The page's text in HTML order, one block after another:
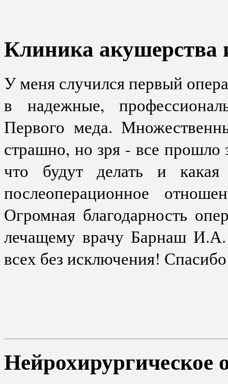
Клиника акушерства
У меня случился первый
в надежные,
Первого меда.
страшно, но зря - все прошло
что будут делать и какая
послеоперационное
Огромная благодарность
лечащему врачу Барнаш И.А.
всех без исключения!
Нейрохирургическое